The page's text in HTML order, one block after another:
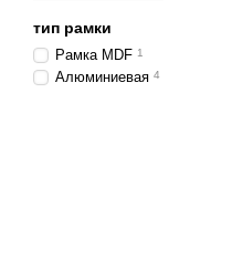
тип рамки
Рамка MDF 1
Алюминиевая 4